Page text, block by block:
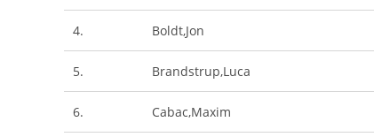
4. Boldt,Jon
5. Brandstrup,Luca
6. Cabac,Maxim